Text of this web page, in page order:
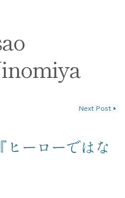
Next Post ▶
ヒーローではな